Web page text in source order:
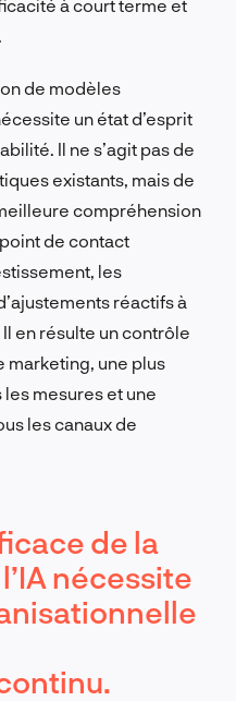
à court terme et
de modèles
un état d’esprit
Il ne s’agit pas de
existants, mais de
compréhension
de contact
les
réactifs à
en résulte un contrôle
marketing, une plus
mesures et une
les canaux de
de la
nécessite